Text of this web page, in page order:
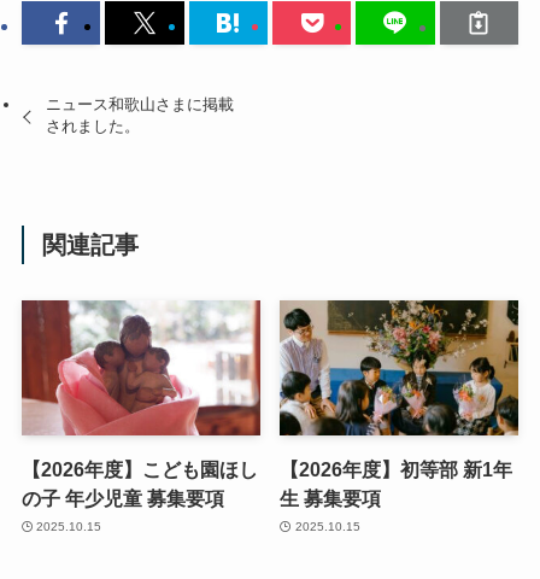
ニュース和歌山さまに掲載
されました。
関連記事
【2026年度】こども園ほし
の子 年少児童 募集要項
2025.10.15
【2026年度】初等部 新1年
生 募集要項
2025.10.15